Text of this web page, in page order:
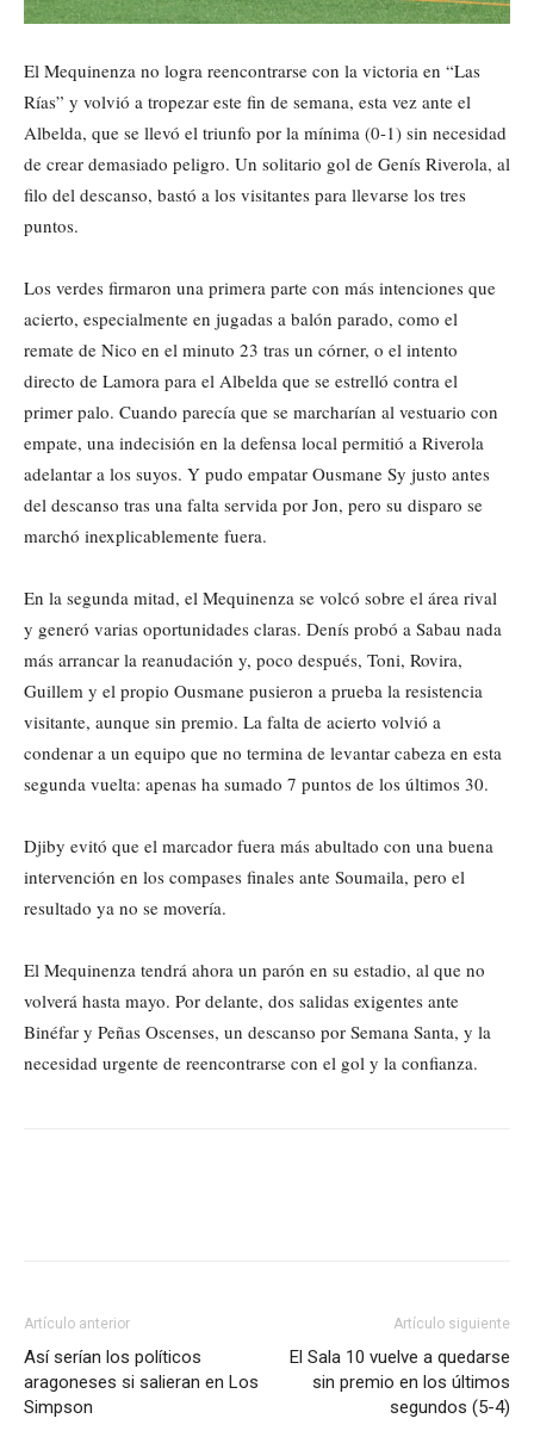
El Mequinenza no logra reencontrarse con la victoria en “Las
Rías” y volvió a tropezar este fin de semana, esta vez ante el
Albelda, que se llevó el triunfo por la mínima (0-1) sin necesidad
de crear demasiado peligro. Un solitario gol de Genís Riverola, al
filo del descanso, bastó a los visitantes para llevarse los tres
puntos.
Los verdes firmaron una primera parte con más intenciones que
acierto, especialmente en jugadas a balón parado, como el
remate de Nico en el minuto 23 tras un córner, o el intento
directo de Lamora para el Albelda que se estrelló contra el
primer palo. Cuando parecía que se marcharían al vestuario con
empate, una indecisión en la defensa local permitió a Riverola
adelantar a los suyos. Y pudo empatar Ousmane Sy justo antes
del descanso tras una falta servida por Jon, pero su disparo se
marchó inexplicablemente fuera.
En la segunda mitad, el Mequinenza se volcó sobre el área rival
y generó varias oportunidades claras. Denís probó a Sabau nada
más arrancar la reanudación y, poco después, Toni, Rovira,
Guillem y el propio Ousmane pusieron a prueba la resistencia
visitante, aunque sin premio. La falta de acierto volvió a
condenar a un equipo que no termina de levantar cabeza en esta
segunda vuelta: apenas ha sumado 7 puntos de los últimos 30.
Djiby evitó que el marcador fuera más abultado con una buena
intervención en los compases finales ante Soumaila, pero el
resultado ya no se movería.
El Mequinenza tendrá ahora un parón en su estadio, al que no
volverá hasta mayo. Por delante, dos salidas exigentes ante
Binéfar y Peñas Oscenses, un descanso por Semana Santa, y la
necesidad urgente de reencontrarse con el gol y la confianza.
Artículo anterior
Así serían los políticos
aragoneses si salieran en Los
Simpson
Artículo siguiente
El Sala 10 vuelve a quedarse
sin premio en los últimos
segundos (5-4)